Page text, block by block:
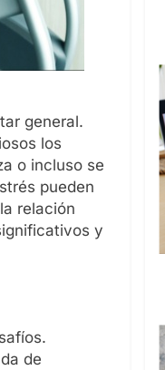
general.
los
o incluso se
pueden
relación
y
de